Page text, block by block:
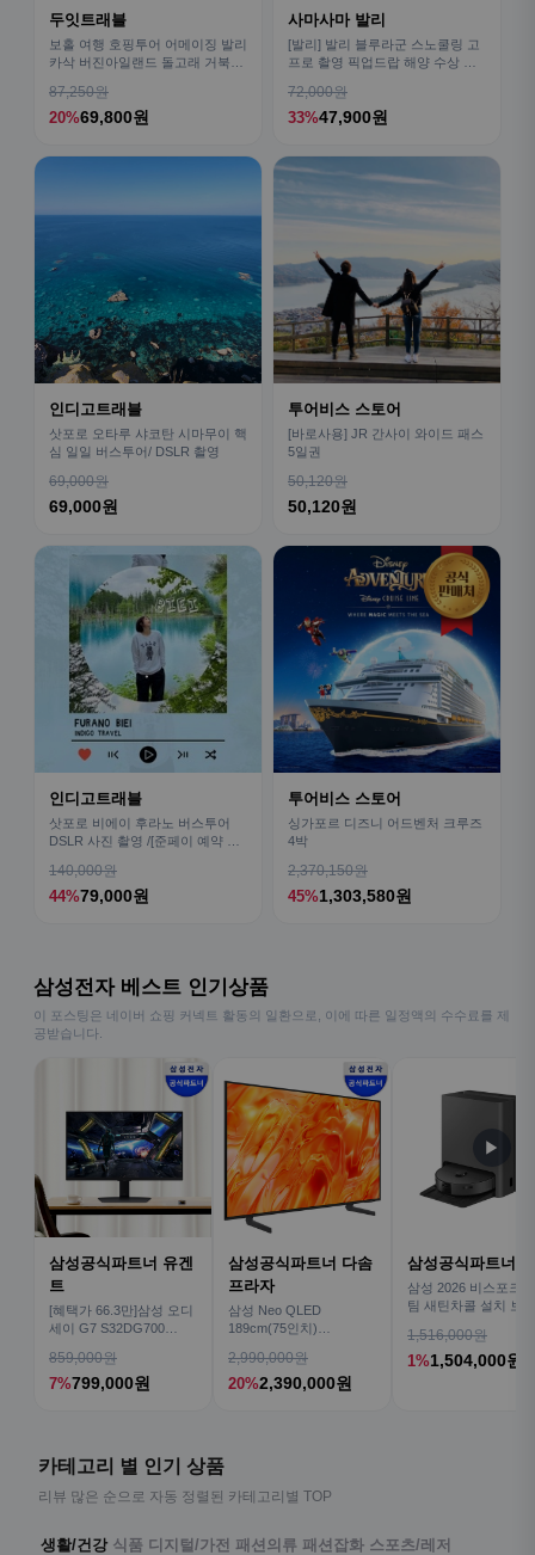
두잇트래블
보홀 여행 호핑투어 어메이징 발리
카삭 버진아일랜드 돌고래 거북이
87,250원
20%69,800원
사마사마 발리
[발리] 발리 블루라군 스노쿨링 고
프로 촬영 픽업드랍 해양 수상 액
72,000원
33%47,900원
인디고트래블
삿포로 오타루 샤코탄 시마무이 핵
심 일일 버스투어/ DSLR 촬영
69,000원
69,000원
투어비스 스토어
[바로사용] JR 간사이 와이드 패스
5일권
50,120원
50,120원
인디고트래블
삿포로 비에이 후라노 버스투어
DSLR 사진 촬영 /[준페이 예약 식
140,000원
44%79,000원
투어비스 스토어
싱가포르 디즈니 어드벤처 크루즈
4박
2,370,150원
45%1,303,580원
삼성전자 베스트 인기상품
이 포스팅은 네이버 쇼핑 커넥트 활동의 일환으로, 이에 따른 일정액의 수수료를 제
공받습니다.
삼성공식파트너 유겐
트
[혜택가 66.3만]삼성 오디
세이 G7 S32DG700
859,000원
7%799,000원
삼성공식파트너 다솜
프라자
삼성 Neo QLED
189cm(75인치)
TV
2,990,000원
20%2,390,000원
삼성공식파트너
삼성 2026 비스포크
팀 새틴차콜 설치 보
1,516,000원
1%1,504,000원
▶
카테고리 별 인기 상품
리뷰 많은 순으로 자동 정렬된 카테고리별 TOP
생활/건강 식품 디지털/가전 패션의류 패션잡화 스포츠/레저